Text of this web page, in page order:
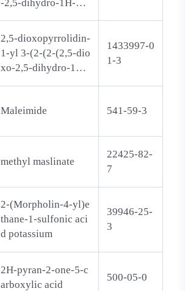
riacetate
-2,5-dihydro-1H-pyr
panoate
2,5-dioxopyrrolidin-
1-yl 3-(2-(2-(2,5-dio
xo-2,5-dihydro-1H-
1433997-0
1-3
Maleimide 541-59-3
methyl maslinate
22425-82-
7
2-(Morpholin-4-yl)e
thane-1-sulfonic aci
d potassium
39946-25-
3
2H-pyran-2-one-5-c
arboxylic acid
500-05-0